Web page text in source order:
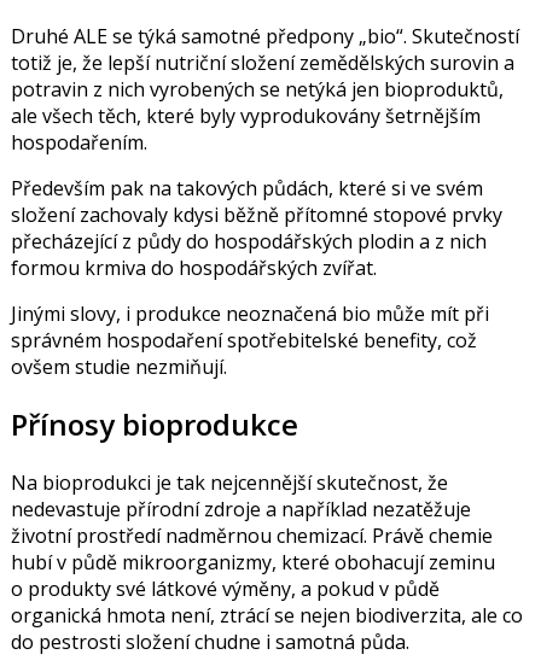
Druhé ALE se týká samotné předpony „bio“. Skutečností
totiž je, že lepší nutriční složení zemědělských surovin a
potravin z nich vyrobených se netýká jen bioproduktů,
ale všech těch, které byly vyprodukovány šetrnějším
hospodařením.
Především pak na takových půdách, které si ve svém
složení zachovaly kdysi běžně přítomné stopové prvky
přecházející z půdy do hospodářských plodin a z nich
formou krmiva do hospodářských zvířat.
Jinými slovy, i produkce neoznačená bio může mít při
správném hospodaření spotřebitelské benefity, což
ovšem studie nezmiňují.
Přínosy bioprodukce
Na bioprodukci je tak nejcennější skutečnost, že
nedevastuje přírodní zdroje a například nezatěžuje
životní prostředí nadměrnou chemizací. Právě chemie
hubí v půdě mikroorganizmy, které obohacují zeminu
o produkty své látkové výměny, a pokud v půdě
organická hmota není, ztrácí se nejen biodiverzita, ale co
do pestrosti složení chudne i samotná půda.